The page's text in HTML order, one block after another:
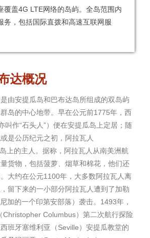
盖4G LTE网络的岛屿。全岛范围内
务，包括国际直拨和高速互联网服
达概况
安提瓜岛和巴布达岛所组成的双岛屿
岛的中心地带。早在公元前1775年，西
叫作“石头人”）便在安提瓜岛上定居；随
是公历纪元之初，阿拉瓦人
上的主人。据称，阿拉瓦人从南美洲航
货物，包括菠萝、烟草和棉花，他们还
大约在公元1100年，大多数阿拉瓦人离
留下来的一小部分阿拉瓦人遭到了加勒
加的一个印第安部落）袭击。1493年，
Christopher Columbus）第二次航行探险
班牙塞维利亚（Seville）安提瓜教堂的